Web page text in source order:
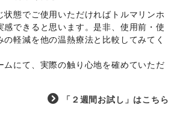
状態でご使用いただければトルマリンホ
感できると思います。是非、使用前・使
の軽減を他の温熱療法と比較してみてく
ムにて、実際の触り心地を確めていただ
「２週間お試し」はこちら